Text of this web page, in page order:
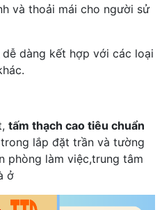
và thoải mái cho người sử
dễ dàng kết hợp với các loại
tấm thạch cao tiêu chuẩn
lắp đặt trần và tường
phòng làm việc,trung tâm
ở